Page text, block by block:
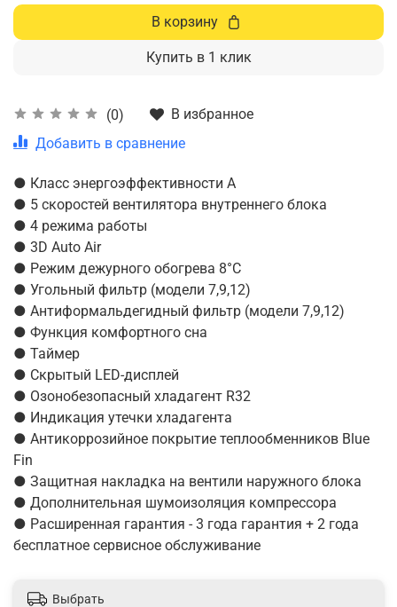
(0)
В избранное
Добавить в сравнение
В корзину
Купить в 1 клик
● Класс энергоэффективности А
● 5 скоростей вентилятора внутреннего блока
● 4 режима работы
● 3D Auto Air
● Режим дежурного обогрева 8°С
● Угольный фильтр (модели 7,9,12)
● Антиформальдегидный фильтр (модели 7,9,12)
● Функция комфортного сна
● Таймер
● Скрытый LED-дисплей
● Озонобезопасный хладагент R32
● Индикация утечки хладагента
● Антикоррозийное покрытие теплообменников Blue
Fin
● Защитная накладка на вентили наружного блока
● Дополнительная шумоизоляция компрессора
● Расширенная гарантия - 3 года гарантия + 2 года
бесплатное сервисное обслуживание
Выбрать